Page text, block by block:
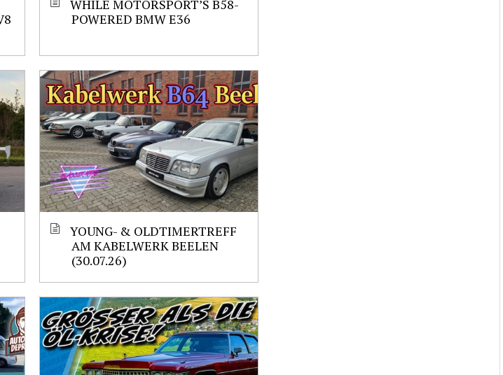
WHILE MOTORSPORT’S B58-
POWERED BMW E36
YOUNG- & OLDTIMERTREFF
AM KABELWERK BEELEN
(30.07.26)